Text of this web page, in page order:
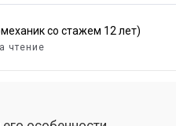
со стажем 12 лет)
чтение